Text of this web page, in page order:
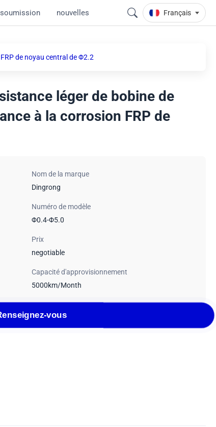
nouvelles Français
de noyau central de Φ2.2
léger de bobine de
à la corrosion FRP de
Nom de la marque
Dingrong
Numéro de modèle
Φ0.4-Φ5.0
Prix
negotiable
Capacité d'approvisionnement
5000km/Month
vous